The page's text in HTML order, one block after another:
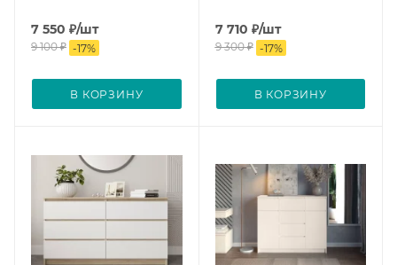
7 550 ₽/шт
9 100₽ -17%
В КОРЗИНУ
7 710 ₽/шт
9 300₽ -17%
В КОРЗИНУ